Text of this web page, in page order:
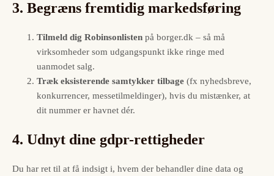
3. Begræns fremtidig markedsføring
Tilmeld dig Robinsonlisten på borger.dk – så må
virksomheder som udgangspunkt ikke ringe med
uanmodet salg.
Træk eksisterende samtykker tilbage (fx nyhedsbreve,
konkurrencer, messetilmeldinger), hvis du mistænker, at
dit nummer er havnet dér.
4. Udnyt dine gdpr-rettigheder
Du har ret til at få indsigt i, hvem der behandler dine data og